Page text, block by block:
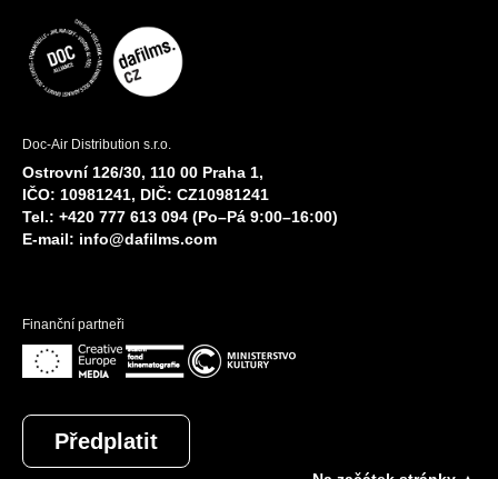
Doc-Air Distribution s.r.o.
Ostrovní 126/30, 110 00 Praha 1,
IČO: 10981241, DIČ: CZ10981241
Tel.: +420 777 613 094 (Po–Pá 9:00–16:00)
E-mail: info@dafilms.com
Finanční partneři
Předplatit